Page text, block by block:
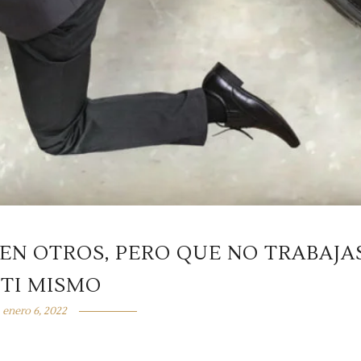
OTROS, PERO QUE NO
MISMO
enero 6, 2022